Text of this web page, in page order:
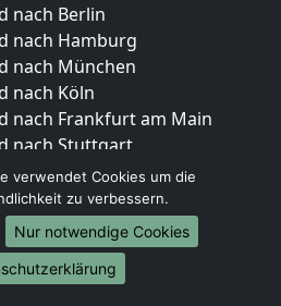
nach Berlin
nach Hamburg
nach München
nach Köln
nach Frankfurt am Main
nach Stuttgart
nach Düsseldorf
nach Leipzig
nach Dortmund
nach Essen
nach Bremen
verwendet Cookies um die
zu verbessern.
Nur notwendige Cookies